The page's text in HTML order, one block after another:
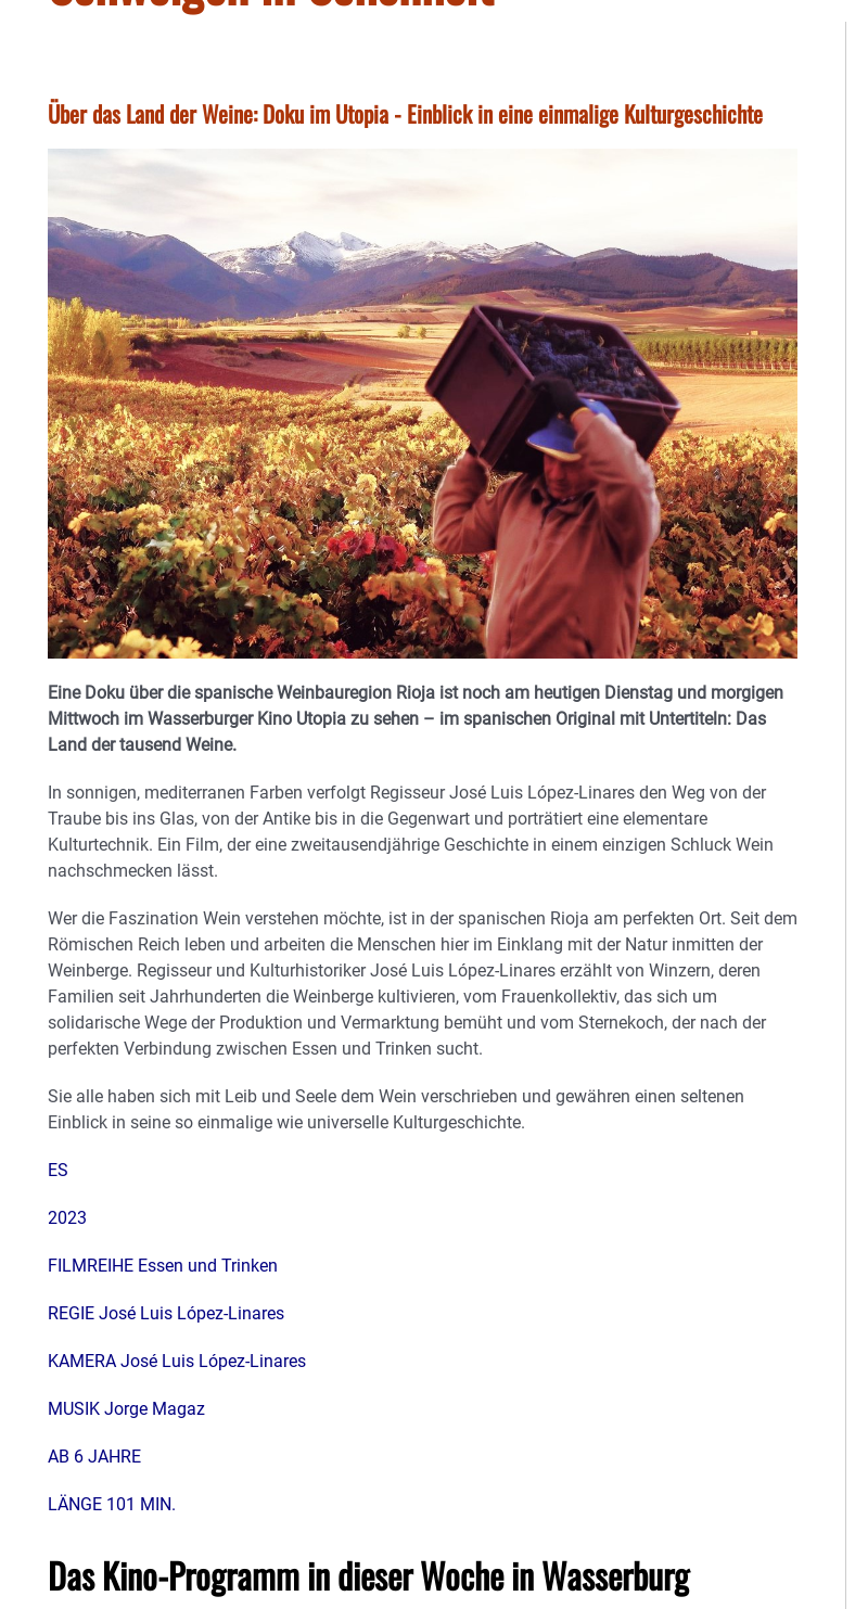
Über das Land der Weine: Doku im Utopia - Einblick in eine einmalige Kulturgeschichte
Eine Doku über die spanische Weinbauregion Rioja ist noch am heutigen Dienstag und morgigen
Mittwoch im Wasserburger Kino Utopia zu sehen – im spanischen Original mit Untertiteln: Das
Land der tausend Weine.
In sonnigen, mediterranen Farben verfolgt Regisseur José Luis López-Linares den Weg von der
Traube bis ins Glas, von der Antike bis in die Gegenwart und porträtiert eine elementare
Kulturtechnik. Ein Film, der eine zweitausendjährige Geschichte in einem einzigen Schluck Wein
nachschmecken lässt.
Wer die Faszination Wein verstehen möchte, ist in der spanischen Rioja am perfekten Ort. Seit dem
Römischen Reich leben und arbeiten die Menschen hier im Einklang mit der Natur inmitten der
Weinberge. Regisseur und Kulturhistoriker José Luis López-Linares erzählt von Winzern, deren
Familien seit Jahrhunderten die Weinberge kultivieren, vom Frauenkollektiv, das sich um
solidarische Wege der Produktion und Vermarktung bemüht und vom Sternekoch, der nach der
perfekten Verbindung zwischen Essen und Trinken sucht.
Sie alle haben sich mit Leib und Seele dem Wein verschrieben und gewähren einen seltenen
Einblick in seine so einmalige wie universelle Kulturgeschichte.
ES
2023
FILMREIHE Essen und Trinken
REGIE José Luis López-Linares
KAMERA José Luis López-Linares
MUSIK Jorge Magaz
AB 6 JAHRE
LÄNGE 101 MIN.
Das Kino-Programm in dieser Woche in Wasserburg